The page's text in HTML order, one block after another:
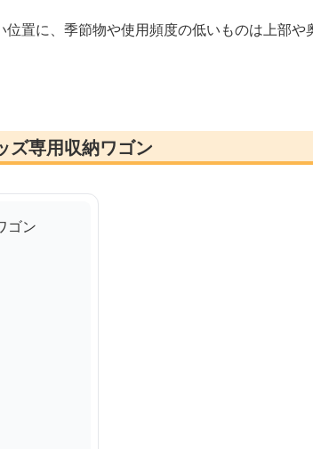
置に、季節物や使用頻度の低いものは上部
ズ専用収納ワゴン